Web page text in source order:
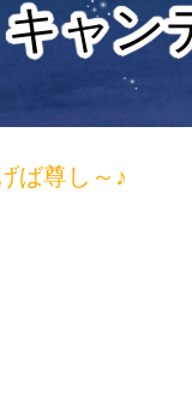
ャン
ば尊し～♪